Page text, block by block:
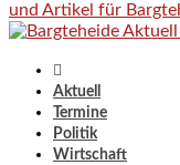
und Artikel für
Aktuell
Termine
Politik
Wirtschaft